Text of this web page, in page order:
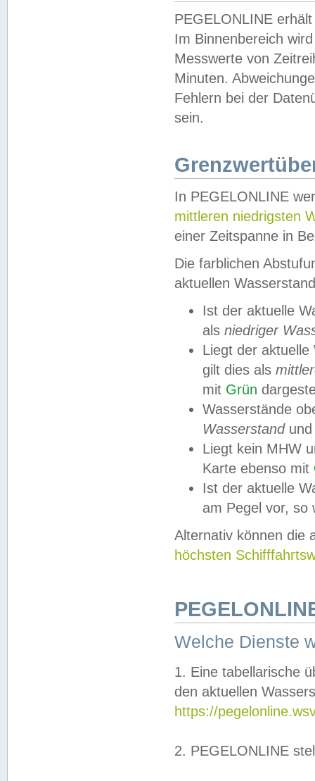
PEGELONLINE
Im Binnenbereich
Messwerte von
Minuten.
Fehlern bei der
sein.
In PEGELONLINE
mittleren niedrigsten
einer Zeitspanne in
Die farblichen
aktuellen
Ist der aktuelle
als niedriger
Liegt der
gilt dies als
mit Grün
Wasserstände
Wasserstandund
Liegt kein MHW
Karte ebenso mit
Ist der aktuelle
am Pegel vor,
Alternativ können die
höchsten
Welche Dienste
1. Eine tabellarische
den aktuellen
https://
2. PEGELONLINE